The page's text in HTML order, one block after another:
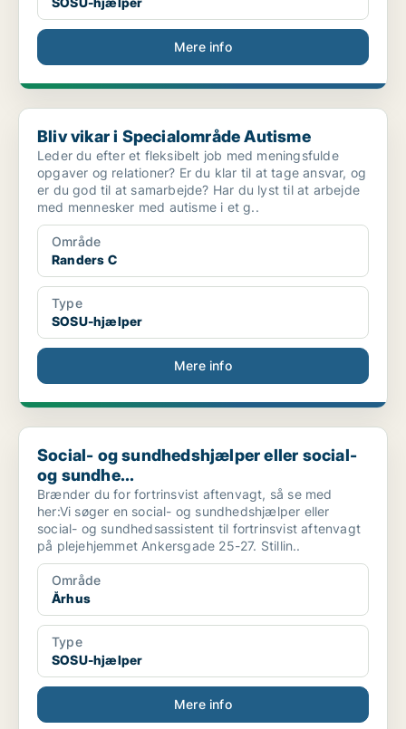
Mere info
Bliv vikar i Specialområde Autisme
Bliv vikar i Specialområde Autisme
Leder du efter et fleksibelt job med meningsfulde
opgaver og relationer? Er du klar til at tage ansvar, og
er du god til at samarbejde? Har du lyst til at arbejde
med mennesker med autisme i et g..
Område
Randers C
Type
SOSU-hjælper
Mere info
Social- og sundhedshjælper eller social- og sundhe...
Social- og sundhedshjælper eller social-
og sundhe...
Brænder du for fortrinsvist aftenvagt, så se med
her:Vi søger en social- og sundhedshjælper eller
social- og sundhedsassistent til fortrinsvist aftenvagt
på plejehjemmet Ankersgade 25-27. Stillin..
Område
Århus
Type
SOSU-hjælper
Mere info